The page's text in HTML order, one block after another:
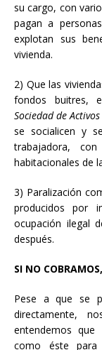
su cargo, con
pagan a
explotan sus
vivienda.
2) Que las
fondos buitres,
Sociedad de
se socialicen y
trabajadora,
habitacionales de
3) Paralización
producidos por
ocupación ilegal
después.
SI NO
Pese a que se
directamente,
entendemos
como éste para